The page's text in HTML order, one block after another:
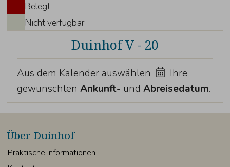
Belegt
Nicht verfügbar
Duinhof V - 20
Aus dem Kalender auswählen
Ihre
gewünschtenAnkunft- undAbreisedatum.
Über Duinhof
Praktische Informationen